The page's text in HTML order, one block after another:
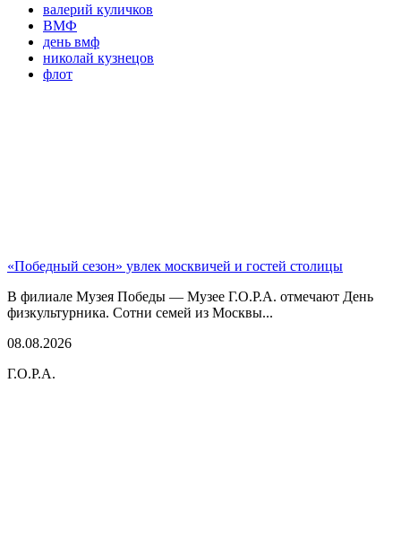
валерий куличков
ВМФ
день вмф
николай кузнецов
флот
«Победный сезон» увлек москвичей и гостей столицы
В филиале Музея Победы — Музее Г.О.Р.А. отмечают День
физкультурника. Сотни семей из Москвы...
08.08.2026
Г.О.Р.А.